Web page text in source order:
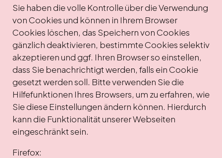
Sie haben die volle Kontrolle über die Verwendung
von Cookies und können in Ihrem Browser
Cookies löschen, das Speichern von Cookies
gänzlich deaktivieren, bestimmte Cookies selektiv
akzeptieren und ggf. Ihren Browser so einstellen,
dass Sie benachrichtigt werden, falls ein Cookie
gesetzt werden soll. Bitte verwenden Sie die
Hilfefunktionen Ihres Browsers, um zu erfahren, wie
Sie diese Einstellungen ändern können. Hierdurch
kann die Funktionalität unserer Webseiten
eingeschränkt sein.
Firefox: